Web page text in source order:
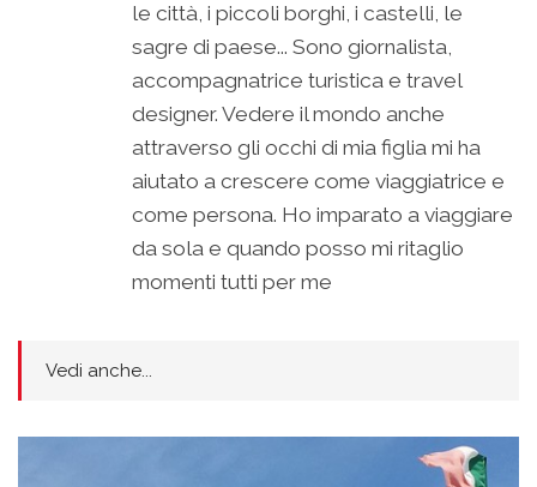
le città, i piccoli borghi, i castelli, le
sagre di paese... Sono giornalista,
accompagnatrice turistica e travel
designer. Vedere il mondo anche
attraverso gli occhi di mia figlia mi ha
aiutato a crescere come viaggiatrice e
come persona. Ho imparato a viaggiare
da sola e quando posso mi ritaglio
momenti tutti per me
Vedi anche...